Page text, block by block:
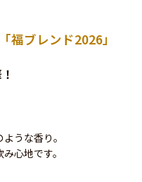
福ブレンド2026」
うな香り。
心地です。